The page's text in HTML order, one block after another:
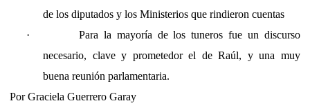
de los diputados y los Ministerios que rindieron cuentas
·
Para la mayoría de los tuneros fue un discurso
necesario, clave y prometedor el de Raúl, y una muy
buena reunión parlamentaria.
Por Graciela Guerrero Garay